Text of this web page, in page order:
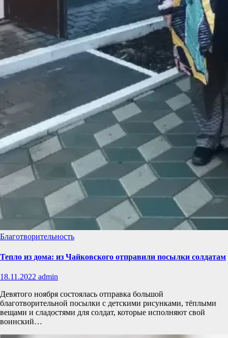
Благотворительность
Тепло из дома: из Чайковского отправили посылки солдатам
18.11.2022 admin
Девятого ноября состоялась отправка большой
благотворительной посылки с детскими рисунками, тёплыми
вещами и сладостями для солдат, которые исполняют свой
воинский…